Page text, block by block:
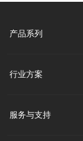
产品系列
行业方案
服务与支持